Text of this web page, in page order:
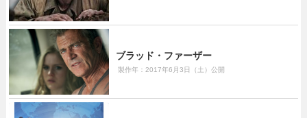
ブラッド・ファーザー
製作年：2017年6月3日（土）公開